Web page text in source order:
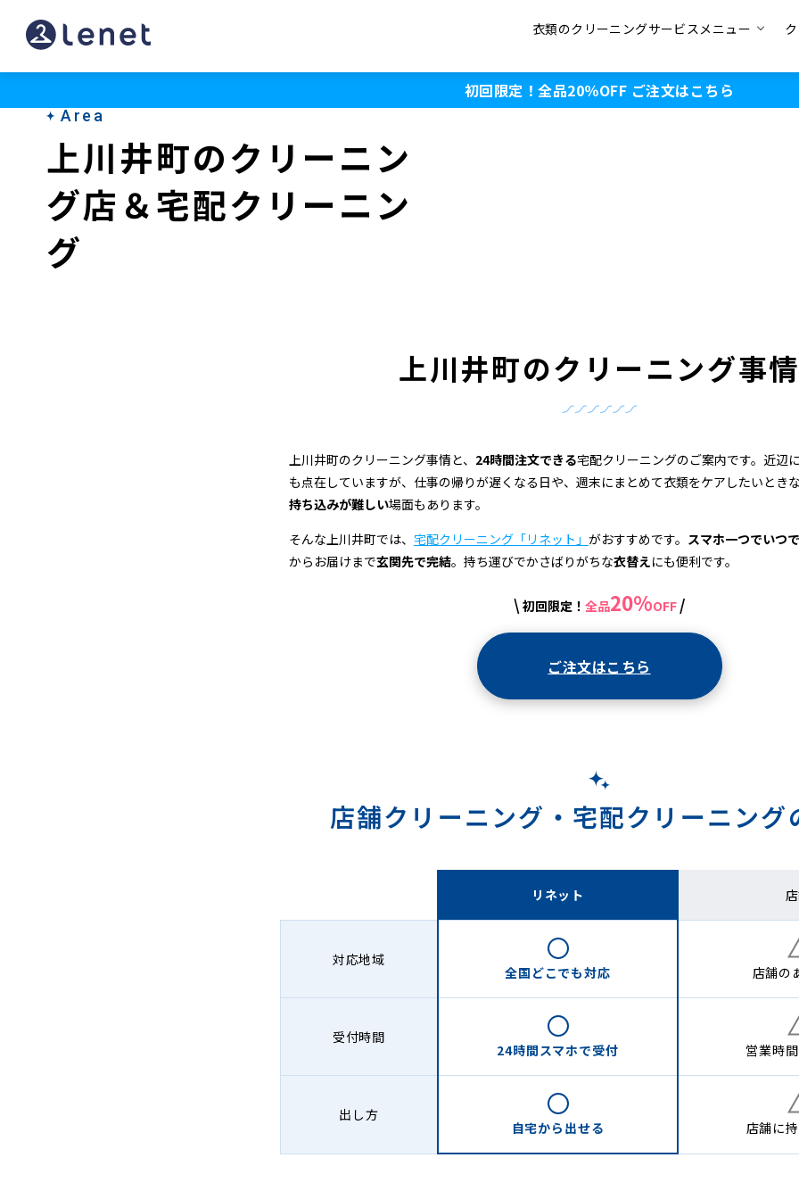
上
川
衣類のクリーニングサービスメニュー
初回限定！全品20％OFF ご注文はこちら
Area
上川井町のクリーニン
グ店＆宅配クリーニン
グ
上川井町のクリーニング事情
上川井町のクリーニング事情と、 24時間注文できる宅配クリーニングのご案内です。近辺
も点在していますが、仕事の帰りが遅くなる日や、週末にまとめて衣類をケアしたいとき
持ち込みが難しい場面もあります。
そんな上川井町では、 宅配クリーニング「リネット」 がおすすめです。 スマホ一つでいつ
からお届けまで玄関先で完結。持ち運びでかさばりがちな衣替えにも便利です。
\ 初回限定！ 全品20%OFF /
ご注文はこちら
店舗クリーニング・ 宅配クリーニング
リネット
対応地域
全国どこでも対応 店舗の
受付時間
24時間スマホで受付 営業時
出し方
自宅から 出せる 店舗に